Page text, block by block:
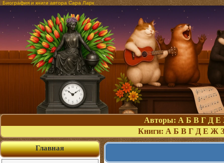
Биография и книги автора Сара Ларк
Авторы: А Б В Г Д Е
Книги: А Б В Г Д Е Ж З
Главная